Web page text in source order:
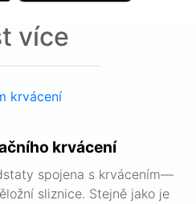
více
krvácení
spojena s krvácením—
sliznice. Stejně jako je